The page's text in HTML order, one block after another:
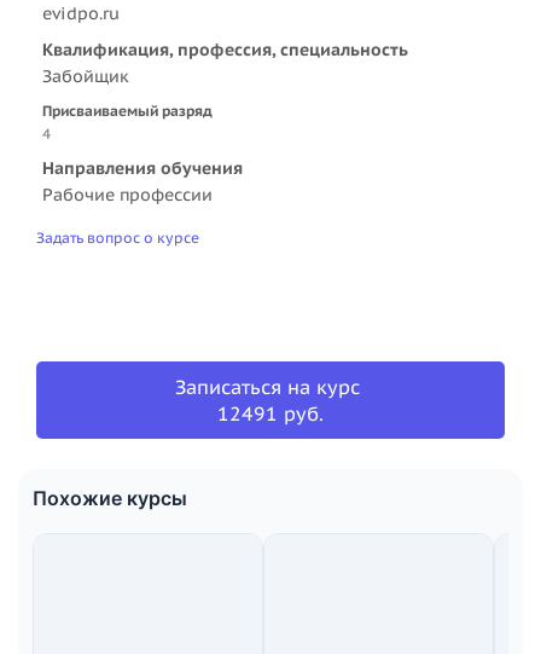
evidpo.ru
Квалификация, профессия, специальность
Забойщик
Присваиваемый разряд
4
Направления обучения
Рабочие профессии
Задать вопрос о курсе
Записаться на курс
12491 руб.
Похожие курсы